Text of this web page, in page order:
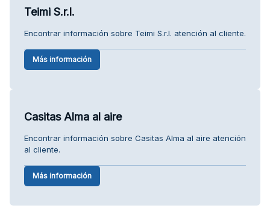
Teimi S.r.l.
Encontrar información sobre Teimi S.r.l. atención al cliente.
Más información
Casitas Alma al aire
Encontrar información sobre Casitas Alma al aire atención
al cliente.
Más información